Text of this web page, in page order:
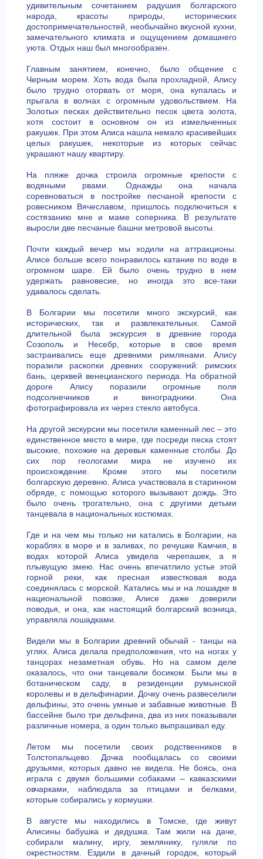
удивительным сочетанием радушия болгарского
народа, красоты природы, исторических
достопримечательностей, необычайно вкусной кухни,
замечательного климата и ощущением домашнего
уюта. Отдых наш был многообразен.
Главным занятием, конечно, было общение с
Черным морем. Хоть вода была прохладной, Алису
было трудно оторвать от моря, она купалась и
прыгала в волнах с огромным удовольствием. На
Золотых песках действительно песок цвета золота,
хотя состоит в основном он из измельченных
ракушек. При этом Алиса нашла немало красивейших
целых ракушек, некоторые из которых сейчас
украшают нашу квартиру.
На пляже дочка строила огромные крепости с
водяными рвами. Однажды она начала
соревноваться в постройке песчаной крепости с
ровесником Вячеславом, пришлось подключиться к
состязанию мне и маме соперника. В результате
выросли две песчаные башни метровой высоты.
Почти каждый вечер мы ходили на аттракционы.
Алисе больше всего понравилось катание по воде в
огромном шаре. Ей было очень трудно в нем
удержать равновесие, но иногда это все-таки
удавалось сделать.
В Болгарии мы посетили много экскурсий, как
исторических, так и развлекательных. Самой
длительной была экскурсия в древние города
Созополь и Несебр, которые в свое время
застраивались еще древними римлянами. Алису
поразили раскопки древних сооружений: римских
бань, церквей венецианского периода. На обратной
дороге Алису поразили огромные поля
подсолнечников и виноградники. Она
фотографировала их через стекло автобуса.
На другой экскурсии мы посетили каменный лес – это
единственное место в мире, где посреди песка стоят
высокие, похожие на деревья каменные столбы. До
сих пор геологами мира не изучено их
происхождение. Кроме этого мы посетили
болгарскую деревню. Алиса участвовала в старинном
обряде, с помощью которого вызывают дождь. Это
было очень трогательно, она с другими детьми
танцевала в национальных костюмах.
Где и на чем мы только ни катались в Болгарии, на
кораблях в море и в заливах, по речушке Камчия, в
водах которой Алиса увидела черепашек, а я
плывущую змею. Нас очень впечатлило устье этой
горной реки, как пресная известковая вода
соединялась с морской. Катались мы и на лошадке в
национальной повозке, Алисе даже доверили
поводья, и она, как настоящий болгарский возница,
управляла лошадками.
Видели мы в Болгарии древний обычай - танцы на
углях. Алиса делала предположения, что на ногах у
танцорах незаметная обувь. Но на самом деле
оказалось, что они танцевали босиком. Были мы в
ботаническом саду, в резиденции румынской
королевы и в дельфинарии. Дочку очень развеселили
дельфины, это очень умные и забавные животные. В
бассейне было три дельфина, два из них показывали
различные номера, а один только выпрашивал еду.
Летом мы посетили своих родственников в
Толстопальцево. Дочка пообщалась со своими
друзьями, которых давно не видела. Не боясь, она
играла с двумя большими собаками – кавказскими
овчарками, наблюдала за птицами и белками,
которые собирались у кормушки.
В августе мы находились в Томске, где живут
Алисины бабушка и дедушка. Там жили на даче,
собирали малину, иргу, землянику, гуляли по
окрестностям. Ездили в дачный городок, который